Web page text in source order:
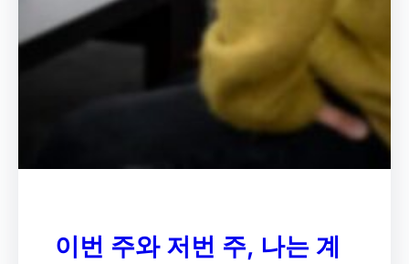
이번 주와 저번 주, 나는 계